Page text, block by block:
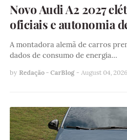
Novo Audi A2 2027
oficiais e autonomia
A montadora alemã de carros
dados de consumo de energia…
by Redação - CarBlog - August 04, 2026